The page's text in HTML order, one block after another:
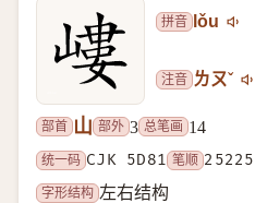
拼音 lǒu
注音 ㄌㄡˇ
部首 山 部外 3 总笔画 14
统一码 CJK 5D81 笔顺
字形结构 左右结构